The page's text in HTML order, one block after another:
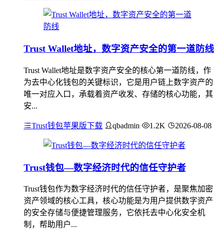
Trust Wallet地址，数字资产安全的第一道防线
Trust Wallet地址是数字资产安全的核心第一道防线，作
为去中心化钱包的关键标识，它是用户链上数字资产的
唯一对应入口，承载着资产收发、存储的核心功能，其
安...
Trust钱包苹果版下载 qbadmin 1.2K 2026-08-08
Trust钱包—数字经济时代的信任守护者
Trust钱包作为数字经济时代的信任守护者，是聚焦加密
资产领域的核心工具，核心功能是为用户提供数字资产
的安全存储与便捷管理服务，它依托去中心化安全机
制，帮助用户...